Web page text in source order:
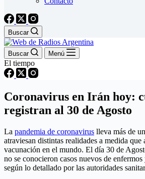
Buscar
Buscar Menú
El tiempo
Coronavirus en Irán hoy:
registran al 30 de Agosto
La pandemia de coronavirus lleva más de
atraviesan distintas realidades a medida que
vacunación en el mundo. El día 30 de
no se conocieron casos nuevos de
según lo detallado por las autoridades